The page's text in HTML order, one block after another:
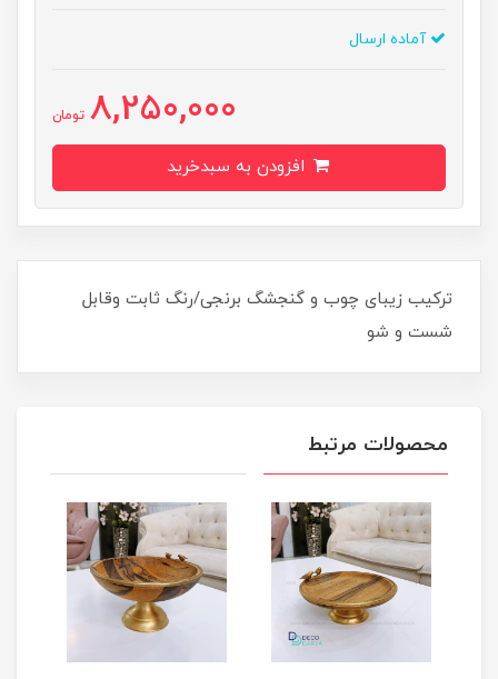
آماده ارسال
8,250,000 تومان
ترکیب زیبای چوب و گنجشگ برنجی/رنگ ثابت وقابل
شست و شو
محصولات مرتبط